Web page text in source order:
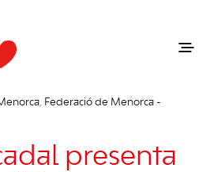
, Federació de Menorca -
presenta